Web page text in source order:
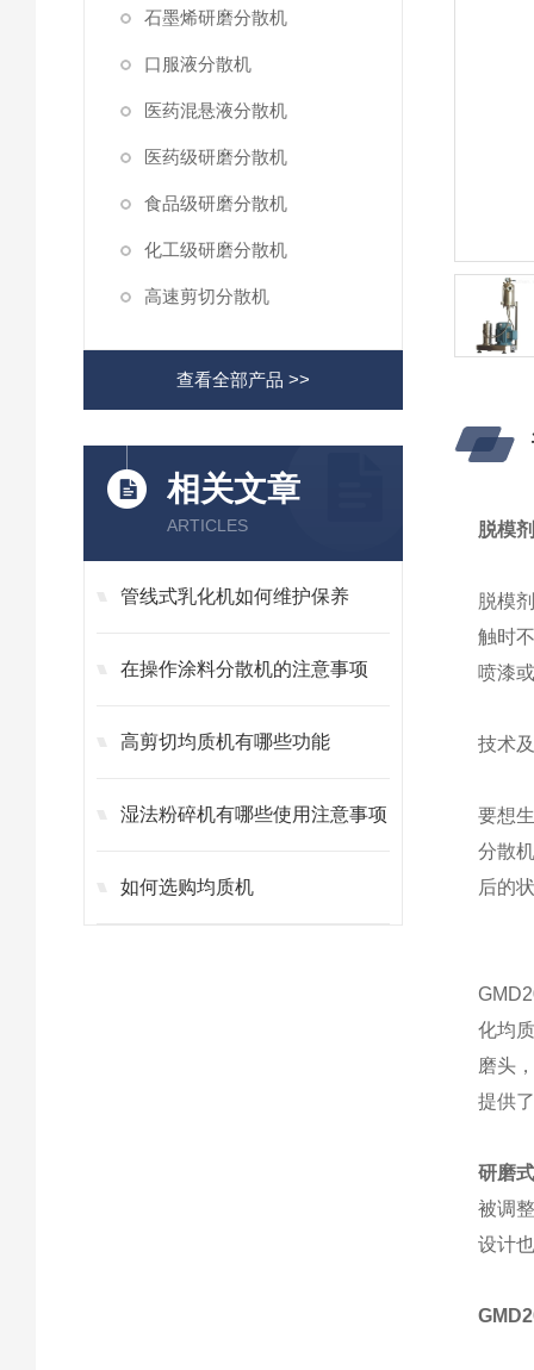
石墨烯研磨分散机
口服液分散机
医药混悬液分散机
医药级研磨分散机
食品级研磨分散机
化工级研磨分散机
高速剪切分散机
查看全部产品 >>
相关文章
ARTICLES
管线式乳化机如何维护保养
在操作涂料分散机的注意事项
高剪切均质机有哪些功能
湿法粉碎机有哪些使用注意事项
如何选购均质机
脱模
脱模
触时
喷漆
技术
要想
分散
后的
化均
磨头
提供
研磨
被调
设计